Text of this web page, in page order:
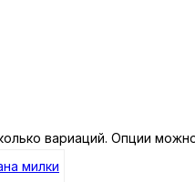
вариаций. Опции